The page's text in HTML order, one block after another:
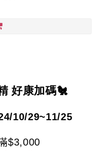
好康加碼🐔
10/29~11/25
$3,000